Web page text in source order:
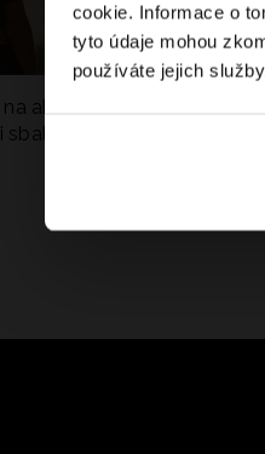
cookie. Informace o
tyto údaje mohou
používáte jejich
aktivní den u